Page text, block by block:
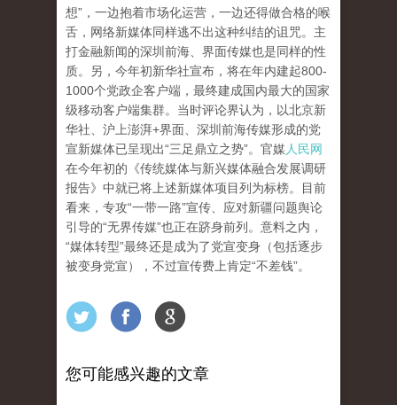
想”，一边抱着市场化运营，一边还得做合格的喉
舌，网络新媒体同样逃不出这种纠结的诅咒。主
打金融新闻的深圳前海、界面传媒也是同样的性
质。另，今年初新华社宣布，将在年内建起800-
1000个党政企客户端，最终建成国内最大的国家
级移动客户端集群。当时评论界认为，以北京新
华社、沪上澎湃+界面、深圳前海传媒形成的党
宣新媒体已呈现出“三足鼎立之势”。官媒人民网
在今年初的《传统媒体与新兴媒体融合发展调研
报告》中就已将上述新媒体项目列为标榜。目前
看来，专攻“一带一路”宣传、应对新疆问题舆论
引导的“无界传媒”也正在跻身前列。意料之内，
“媒体转型”最终还是成为了党宣变身（包括逐步
被变身党宣），不过宣传费上肯定“不差钱”。
您可能感兴趣的文章